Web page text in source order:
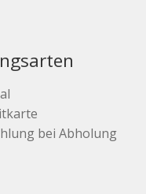
bei Abholung